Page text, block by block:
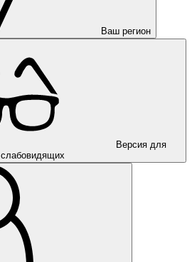
Ваш регион
Версия для
слабовидящих